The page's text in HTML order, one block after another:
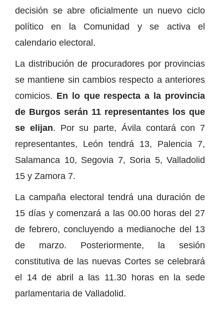
decisión se abre oficialmente un nuevo ciclo
político en la Comunidad y se activa el
calendario electoral.
La distribución de procuradores por provincias
se mantiene sin cambios respecto a anteriores
comicios. En lo que respecta a la provincia
de Burgos serán 11 representantes los que
se elijan. Por su parte, Ávila contará con 7
representantes, León tendrá 13, Palencia 7,
Salamanca 10, Segovia 7, Soria 5, Valladolid
15 y Zamora 7.
La campaña electoral tendrá una duración de
15 días y comenzará a las 00.00 horas del 27
de febrero, concluyendo a medianoche del 13
de marzo. Posteriormente, la sesión
constitutiva de las nuevas Cortes se celebrará
el 14 de abril a las 11.30 horas en la sede
parlamentaria de Valladolid.